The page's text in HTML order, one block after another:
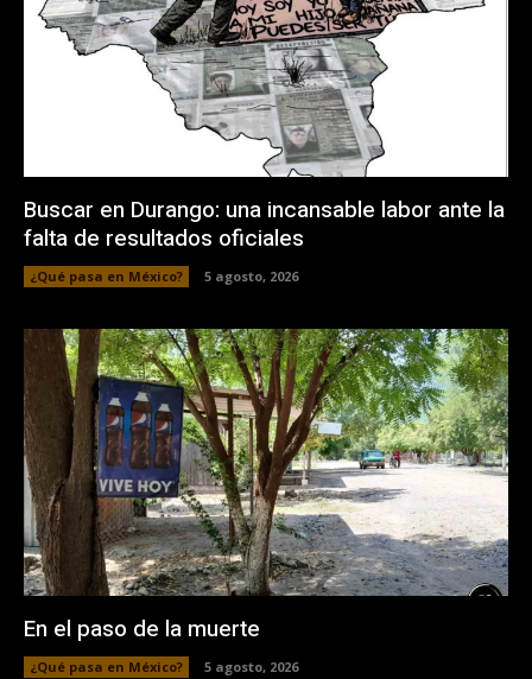
Buscar en Durango: una incansable labor ante la
falta de resultados oficiales
¿Qué pasa en México? 5 agosto, 2026
En el paso de la muerte
¿Qué pasa en México? 5 agosto, 2026